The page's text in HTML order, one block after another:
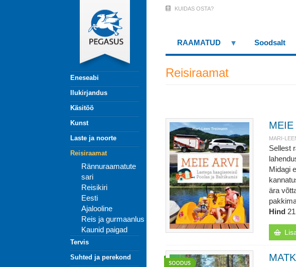
Eneseabi
Ilukirjandus
Käsitöö
Kunst
Laste ja noorte
Reisiraamat
Rännuraamatute
sari
Reisikiri
Eesti
Ajalooline
Reis ja gurmaanlus
Kaunid paigad
Tervis
Suhted ja perekond
Menu
(logged
KUIDAS OSTA?
RAAMATUD Soodsalt
Reisiraamat
MEIE
MARI-
Sellest
Midagi
ära
Hind